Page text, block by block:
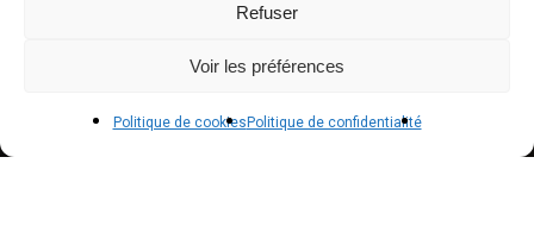
Refuser
Voir les préférences
Politique de cookies Politique de confidentialité
Conditions générales de vente